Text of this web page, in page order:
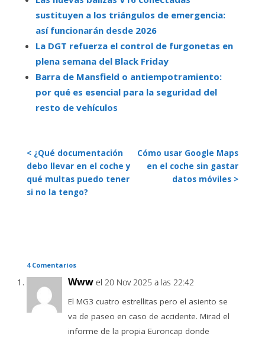
sustituyen a los triángulos de emergencia:
así funcionarán desde 2026
La DGT refuerza el control de furgonetas en
plena semana del Black Friday
Barra de Mansfield o antiempotramiento:
por qué es esencial para la seguridad del
resto de vehículos
< ¿Qué documentación
debo llevar en el coche y
qué multas puedo tener
si no la tengo?
Cómo usar Google Maps
en el coche sin gastar
datos móviles >
4 Comentarios
Www el 20 Nov 2025 a las 22:42
El MG3 cuatro estrellitas pero el asiento se
va de paseo en caso de accidente. Mirad el
informe de la propia Euroncap donde